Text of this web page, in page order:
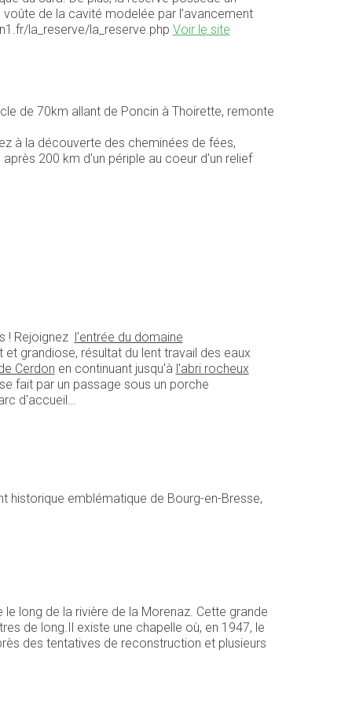
de la cavité modelée par l’avancement
la_reserve/la_reserve.php Voir le site
de 70km allant de Poncin à Thoirette, remonte
à la découverte des cheminées de fées,
200 km d'un périple au coeur d'un relief
! Rejoignez
l'entrée du domaine
grandiose, résultat du lent travail des eaux
Cerdon en continuant jusqu'à l'abri rocheux
fait par un passage sous un porche
d'accueil…
emblématique de Bourg-en-Bresse,
long de la rivière de la Morenaz. Cette grande
de long.Il existe une chapelle où, en 1947, le
des tentatives de reconstruction et plusieurs